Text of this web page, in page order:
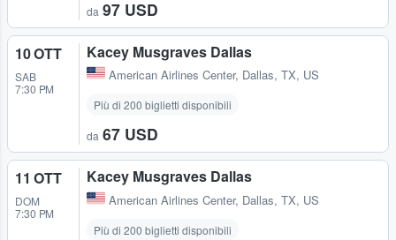
da 97 USD
10 OTT
SAB
7:30 PM
Kacey Musgraves Dallas
American Airlines Center, Dallas, TX, US
Più di 200 biglietti disponibili
da 67 USD
11 OTT
DOM
7:30 PM
Kacey Musgraves Dallas
American Airlines Center, Dallas, TX, US
Più di 200 biglietti disponibili